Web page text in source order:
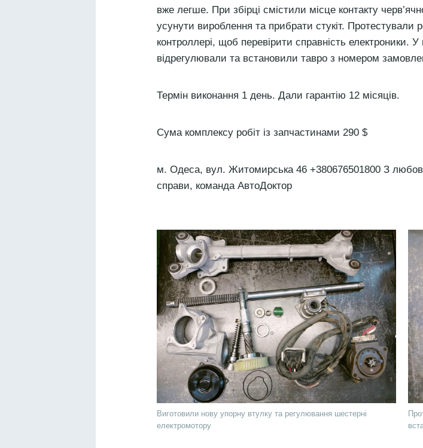
вже легше. При збірці смістили місце контакту
усунути вироблення та прибрати стукіт. Протестували
контроллері, щоб перевірити справність електроники. У
відрегулювали та встановили тавро з номером
Термін виконання 1 день. Дали гарантію 12 місяців.
Сума комплексу робіт із запчастинами 290 $
м. Одеса, вул. Житомирська 46 +380676501800 З
справи, команда АвтоДоктор
Виготовили нову упорну втулку та регулювання шестерні
електромотору